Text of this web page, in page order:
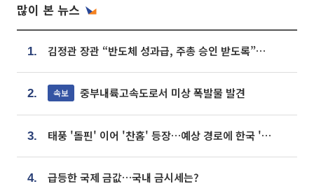
많이 본 뉴스
1. 김정관 장관 “반도체 성과급, 주총 승인 받도록”…상법·자본시장법 개정 시사
2. 속보 중부내륙고속도로서 미상 폭발물 발견
3. 태풍 '돌핀' 이어 '찬홈' 등장…예상 경로에 한국 '한숨'
4. 급등한 국제 금값…국내 금시세는?